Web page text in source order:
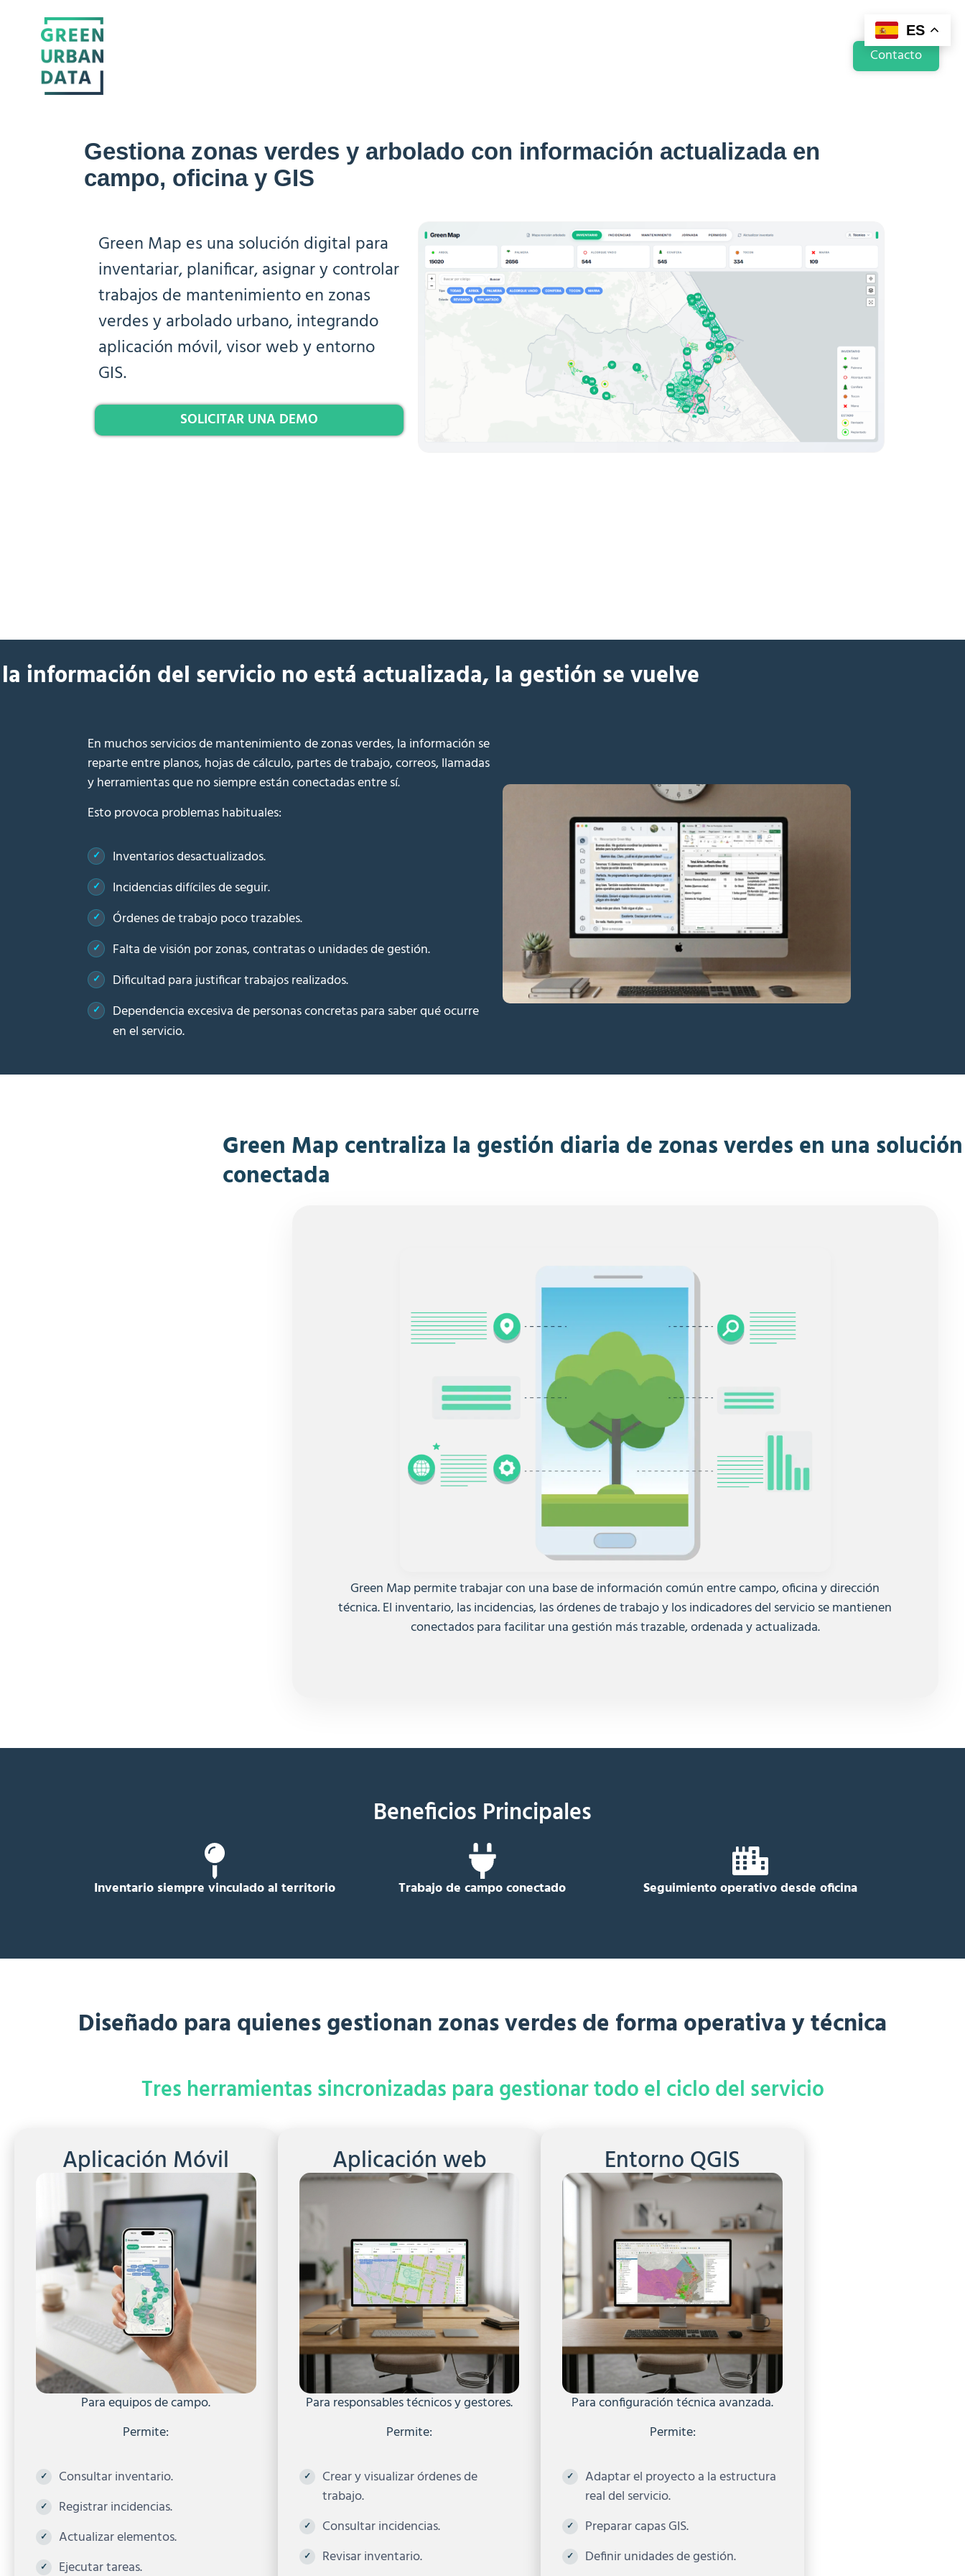
Contacto
Gestiona zonas verdes y arbolado con información actualizada en
campo, oficina y GIS
Green Map es una solución digital para
inventariar, planificar, asignar y controlar
trabajos de mantenimiento en zonas
verdes y arbolado urbano, integrando
aplicación móvil, visor web y entorno
GIS.
SOLICITAR UNA DEMO
información del servicio no está actualizada, la gestión se vuelve
En muchos servicios de mantenimiento de zonas verdes, la información se
reparte entre planos, hojas de cálculo, partes de trabajo, correos, llamadas
y herramientas que no siempre están conectadas entre sí.
Esto provoca problemas habituales:
Inventarios desactualizados.
Incidencias difíciles de seguir.
Órdenes de trabajo poco trazables.
Falta de visión por zonas, contratas o unidades de gestión.
Dificultad para justificar trabajos realizados.
Dependencia excesiva de personas concretas para saber qué ocurre
en el servicio.
Green Map centraliza la gestión diaria de zonas verdes en una solución
conectada
Green Map permite trabajar con una base de información común entre campo, oficina y dirección
técnica. El inventario, las incidencias, las órdenes de trabajo y los indicadores del servicio se mantienen
conectados para facilitar una gestión más trazable, ordenada y actualizada.
Beneficios Principales
Inventario siempre vinculado al territorio Trabajo de campo conectado Seguimiento operativo desde oficina
Diseñado para quienes gestionan zonas verdes de forma operativa y técnica
Tres herramientas sincronizadas para gestionar todo el ciclo del servicio
Aplicación Móvil
Para equipos de campo.
Permite:
Consultar inventario.
Registrar incidencias.
Actualizar elementos.
Ejecutar tareas.
Aplicación web
Para responsables técnicos y gestores.
Permite:
Crear y visualizar órdenes de
trabajo.
Consultar incidencias.
Revisar inventario.
Entorno QGIS
Para configuración técnica avanzada.
Permite:
Adaptar el proyecto a la estructura
real del servicio.
Preparar capas GIS.
Definir unidades de gestión.
ES